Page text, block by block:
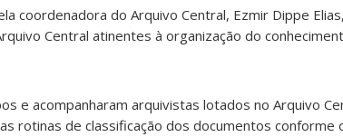
coordenadora do Arquivo Central, Ezmir Dippe
Central atinentes à organização do
e acompanharam arquivistas lotados no Arquivo
rotinas de classificação dos documentos conforme